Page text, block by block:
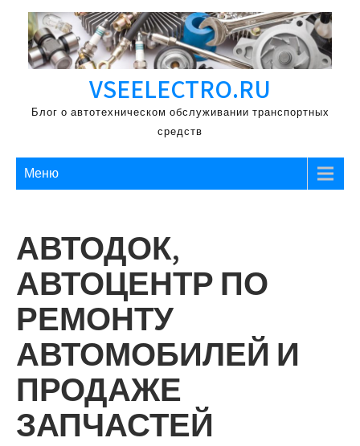
Перейти
содержимому
VSEELECTRO.RU
Блог о автотехническом обслуживании транспортных
средств
Меню
АВТОДОК,
АВТОЦЕНТР ПО
РЕМОНТУ
АВТОМОБИЛЕЙ И
ПРОДАЖЕ
ЗАПЧАСТЕЙ